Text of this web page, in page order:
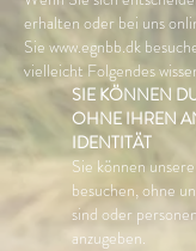
erhalten oder bei uns
Sie www.egnbb.dk
vielleicht Folgendes
SIE KÖNNEN
OHNE IHREN
IDENTITÄT
Sie können
besuchen, ohne
sind oder
anzugeben.